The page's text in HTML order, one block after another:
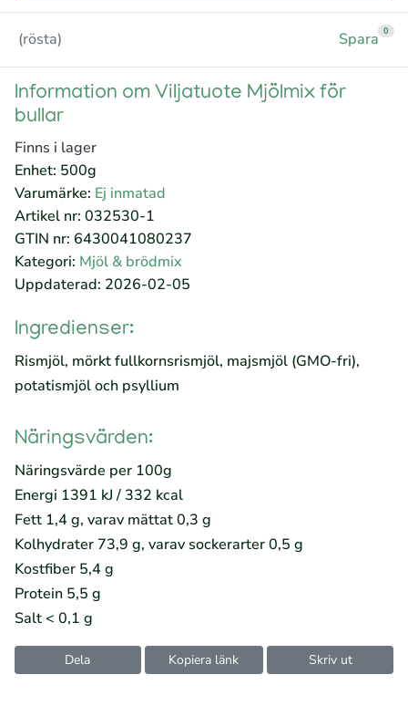
(rösta) Spara 0
Information om Viljatuote Mjölmix för
bullar
Finns i lager
Enhet: 500g
Varumärke: Ej inmatad
Artikel nr: 032530-1
GTIN nr: 6430041080237
Kategori: Mjöl & brödmix
Uppdaterad: 2026-02-05
Ingredienser:
Rismjöl, mörkt fullkornsrismjöl, majsmjöl (GMO-fri),
potatismjöl och psyllium
Näringsvärden:
Näringsvärde per 100g
Energi 1391 kJ / 332 kcal
Fett 1,4 g, varav mättat 0,3 g
Kolhydrater 73,9 g, varav sockerarter 0,5 g
Kostfiber 5,4 g
Protein 5,5 g
Salt < 0,1 g
Dela Kopiera länk Skriv ut